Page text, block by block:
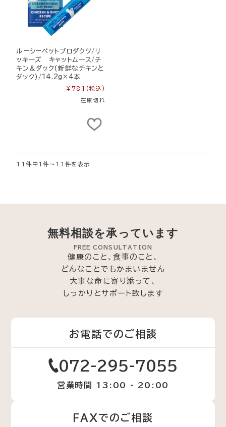
ルーシーペットプロダクツ/リ
ッキーズ キャットムース/チ
キン＆ダック(新鮮なチキンと
ダック)/14.2g×4本
¥781 (税込)
在庫切れ
11件中1件～11件を表示
無料相談を承っています
FREE CONSULTATION
健康のこと、食事のこと、
どんなことでもかまいません
大事な命に寄り添って、
しっかりとサポート致します
お電話でのご相談
072-295-7055
営業時間 13:00 - 20:00
FAXでのご相談